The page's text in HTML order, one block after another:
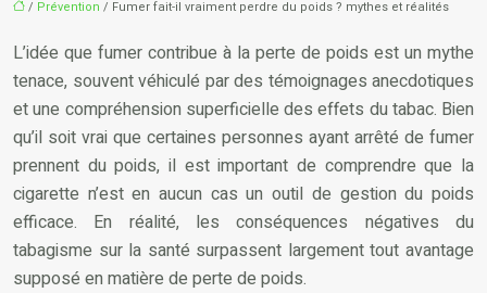
/ Prévention / Fumer fait-il vraiment perdre du poids ? mythes et réalités
L’idée que fumer contribue à la perte de poids est un mythe
tenace, souvent véhiculé par des témoignages anecdotiques
et une compréhension superficielle des effets du tabac. Bien
qu’il soit vrai que certaines personnes ayant arrêté de fumer
prennent du poids, il est important de comprendre que la
cigarette n’est en aucun cas un outil de gestion du poids
efficace. En réalité, les conséquences négatives du
tabagisme sur la santé surpassent largement tout avantage
supposé en matière de perte de poids.